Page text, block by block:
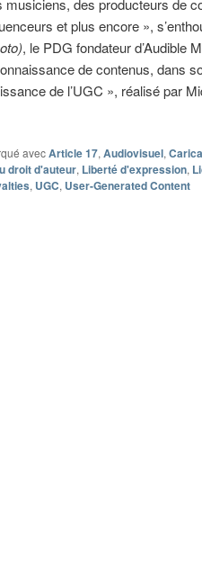
musiciens, des producteurs de
et plus encore »,
, le PDG fondateur d’Audible
de contenus, dans
de l’UGC », réalisé par
avecArticle 17, Audiovisuel,
droit d'auteur, Liberté d'expression,
, UGC, User-Generated Content